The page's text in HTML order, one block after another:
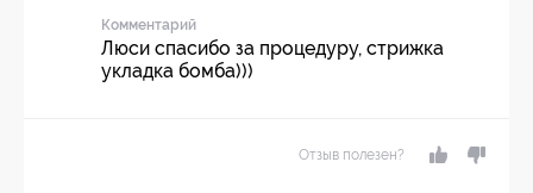
Комментарий
Люси спасибо за процедуру, стрижка
укладка бомба)))
Отзыв полезен?